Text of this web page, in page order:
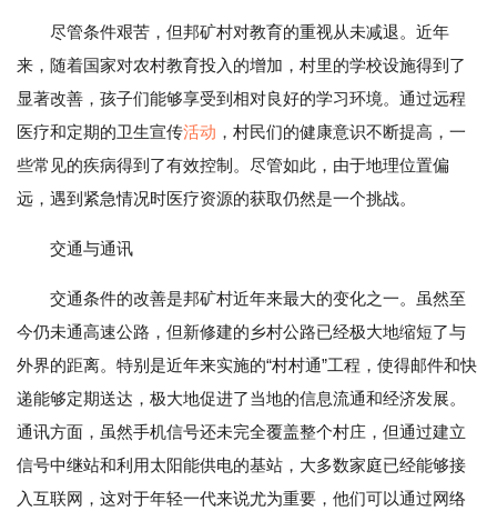
尽管条件艰苦，但邦矿村对教育的重视从未减退。近年
来，随着国家对农村教育投入的增加，村里的学校设施得到了
显著改善，孩子们能够享受到相对良好的学习环境。通过远程
医疗和定期的卫生宣传活动 ，村民们的健康意识不断提高，一
些常见的疾病得到了有效控制。尽管如此，由于地理位置偏
远，遇到紧急情况时医疗资源的获取仍然是一个挑战。
交通与通讯
交通条件的改善是邦矿村近年来最大的变化之一。虽然至
今仍未通高速公路，但新修建的乡村公路已经极大地缩短了与
外界的距离。特别是近年来实施的“村村通”工程，使得邮件和快
递能够定期送达，极大地促进了当地的信息流通和经济发展。
通讯方面，虽然手机信号还未完全覆盖整个村庄，但通过建立
信号中继站和利用太阳能供电的基站，大多数家庭已经能够接
入互联网，这对于年轻一代来说尤为重要，他们可以通过网络